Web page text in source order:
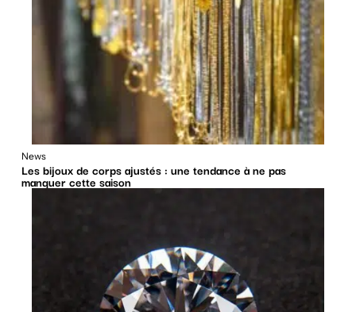
News
Les bijoux de corps ajustés : une tendance à ne pas
manquer cette saison